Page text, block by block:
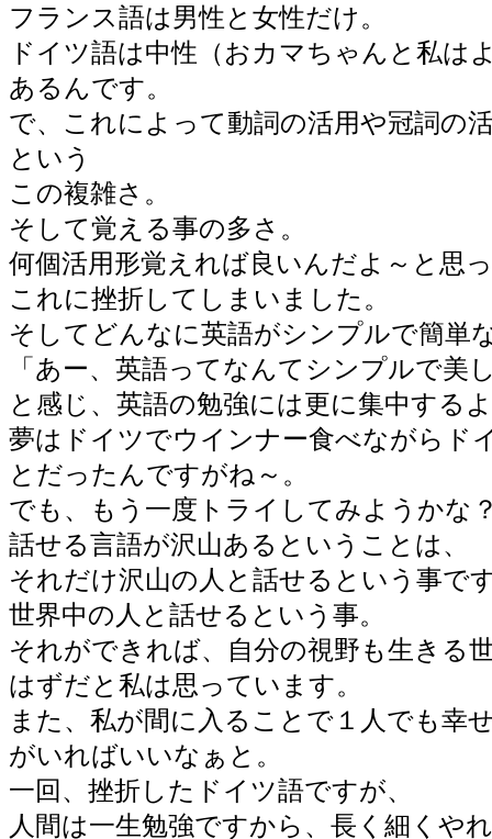
フランス語は男性と女性だけ。
ドイツ語は中性（おカマちゃんと私は
あるんです。
で、これによって動詞の活用や冠詞の
という
この複雑さ。
そして覚える事の多さ。
何個活用形覚えれば良いんだよ～と思
これに挫折してしまいました。
そしてどんなに英語がシンプルで簡単
「あー、英語ってなんてシンプルで美
と感じ、英語の勉強には更に集中する
夢はドイツでウインナー食べながらド
とだったんですがね～。
でも、もう一度トライしてみようかな
話せる言語が沢山あるということは、
それだけ沢山の人と話せるという事で
世界中の人と話せるという事。
それができれば、自分の視野も生きる
はずだと私は思っています。
また、私が間に入ることで１人でも幸
がいればいいなぁと。
一回、挫折したドイツ語ですが、
人間は一生勉強ですから、長く細くや